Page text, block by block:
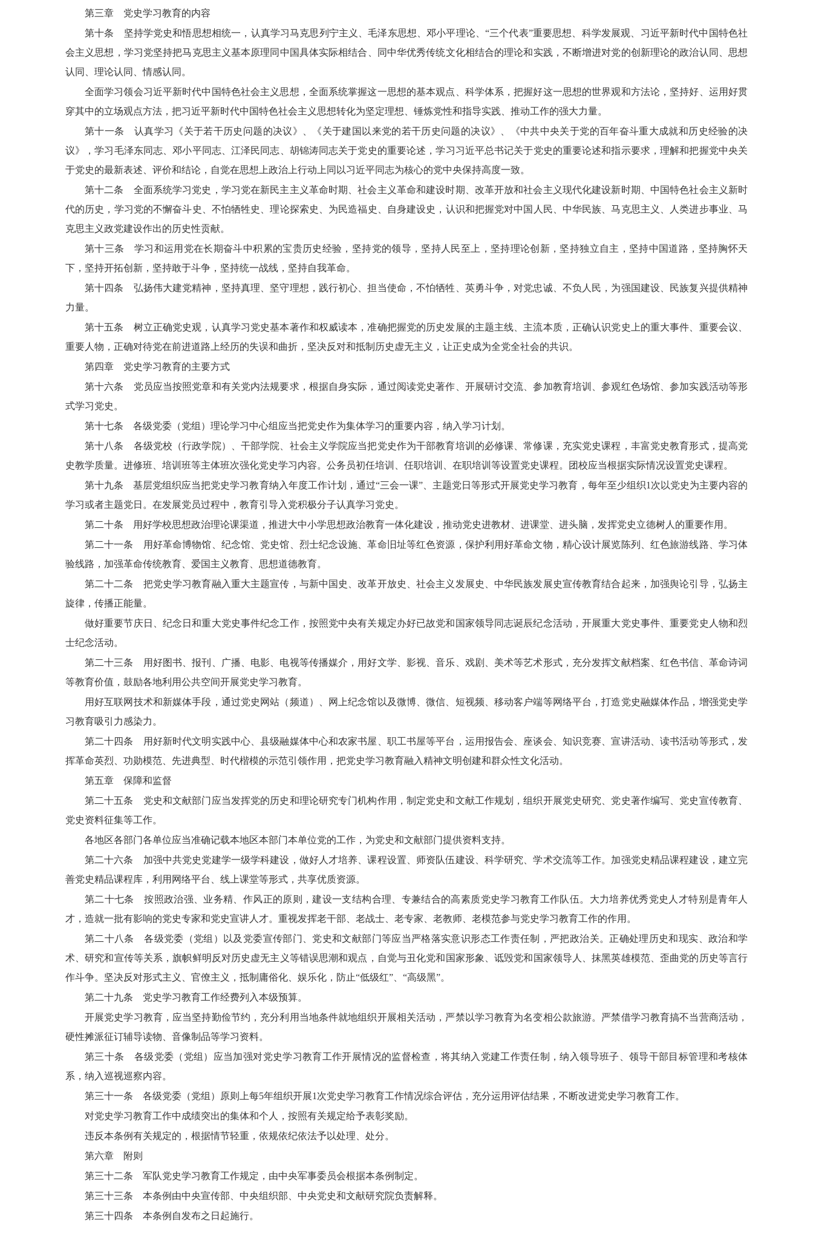
第三章 党史学习教育的内容
第十条 坚持学党史和悟思想相统一，认真学习马克思列宁主义、毛泽东思想、邓小平理论、“三个代表”重要思想、科学发展观、习近平新时代中国特色社
会主义思想，学习党坚持把马克思主义基本原理同中国具体实际相结合、同中华优秀传统文化相结合的理论和实践，不断增进对党的创新理论的政治认同、思想
认同、理论认同、情感认同。
全面学习领会习近平新时代中国特色社会主义思想，全面系统掌握这一思想的基本观点、科学体系，把握好这一思想的世界观和方法论，坚持好、运用好贯
穿其中的立场观点方法，把习近平新时代中国特色社会主义思想转化为坚定理想、锤炼党性和指导实践、推动工作的强大力量。
第十一条 认真学习《关于若干历史问题的决议》、《关于建国以来党的若干历史问题的决议》、《中共中央关于党的百年奋斗重大成就和历史经验的决
议》，学习毛泽东同志、邓小平同志、江泽民同志、胡锦涛同志关于党史的重要论述，学习习近平总书记关于党史的重要论述和指示要求，理解和把握党中央关
于党史的最新表述、评价和结论，自觉在思想上政治上行动上同以习近平同志为核心的党中央保持高度一致。
第十二条 全面系统学习党史，学习党在新民主主义革命时期、社会主义革命和建设时期、改革开放和社会主义现代化建设新时期、中国特色社会主义新时
代的历史，学习党的不懈奋斗史、不怕牺牲史、理论探索史、为民造福史、自身建设史，认识和把握党对中国人民、中华民族、马克思主义、人类进步事业、马
克思主义政党建设作出的历史性贡献。
第十三条 学习和运用党在长期奋斗中积累的宝贵历史经验，坚持党的领导，坚持人民至上，坚持理论创新，坚持独立自主，坚持中国道路，坚持胸怀天
下，坚持开拓创新，坚持敢于斗争，坚持统一战线，坚持自我革命。
第十四条 弘扬伟大建党精神，坚持真理、坚守理想，践行初心、担当使命，不怕牺牲、英勇斗争，对党忠诚、不负人民，为强国建设、民族复兴提供精神
力量。
第十五条 树立正确党史观，认真学习党史基本著作和权威读本，准确把握党的历史发展的主题主线、主流本质，正确认识党史上的重大事件、重要会议、
重要人物，正确对待党在前进道路上经历的失误和曲折，坚决反对和抵制历史虚无主义，让正史成为全党全社会的共识。
第四章 党史学习教育的主要方式
第十六条 党员应当按照党章和有关党内法规要求，根据自身实际，通过阅读党史著作、开展研讨交流、参加教育培训、参观红色场馆、参加实践活动等形
式学习党史。
第十七条 各级党委（党组）理论学习中心组应当把党史作为集体学习的重要内容，纳入学习计划。
第十八条 各级党校（行政学院）、干部学院、社会主义学院应当把党史作为干部教育培训的必修课、常修课，充实党史课程，丰富党史教育形式，提高党
史教学质量。进修班、培训班等主体班次强化党史学习内容。公务员初任培训、任职培训、在职培训等设置党史课程。团校应当根据实际情况设置党史课程。
第十九条 基层党组织应当把党史学习教育纳入年度工作计划，通过“三会一课”、主题党日等形式开展党史学习教育，每年至少组织1次以党史为主要内容的
学习或者主题党日。在发展党员过程中，教育引导入党积极分子认真学习党史。
第二十条 用好学校思想政治理论课渠道，推进大中小学思想政治教育一体化建设，推动党史进教材、进课堂、进头脑，发挥党史立德树人的重要作用。
第二十一条 用好革命博物馆、纪念馆、党史馆、烈士纪念设施、革命旧址等红色资源，保护利用好革命文物，精心设计展览陈列、红色旅游线路、学习体
验线路，加强革命传统教育、爱国主义教育、思想道德教育。
第二十二条 把党史学习教育融入重大主题宣传，与新中国史、改革开放史、社会主义发展史、中华民族发展史宣传教育结合起来，加强舆论引导，弘扬主
旋律，传播正能量。
做好重要节庆日、纪念日和重大党史事件纪念工作，按照党中央有关规定办好已故党和国家领导同志诞辰纪念活动，开展重大党史事件、重要党史人物和烈
士纪念活动。
第二十三条 用好图书、报刊、广播、电影、电视等传播媒介，用好文学、影视、音乐、戏剧、美术等艺术形式，充分发挥文献档案、红色书信、革命诗词
等教育价值，鼓励各地利用公共空间开展党史学习教育。
用好互联网技术和新媒体手段，通过党史网站（频道）、网上纪念馆以及微博、微信、短视频、移动客户端等网络平台，打造党史融媒体作品，增强党史学
习教育吸引力感染力。
第二十四条 用好新时代文明实践中心、县级融媒体中心和农家书屋、职工书屋等平台，运用报告会、座谈会、知识竞赛、宣讲活动、读书活动等形式，发
挥革命英烈、功勋模范、先进典型、时代楷模的示范引领作用，把党史学习教育融入精神文明创建和群众性文化活动。
第五章 保障和监督
第二十五条 党史和文献部门应当发挥党的历史和理论研究专门机构作用，制定党史和文献工作规划，组织开展党史研究、党史著作编写、党史宣传教育、
党史资料征集等工作。
各地区各部门各单位应当准确记载本地区本部门本单位党的工作，为党史和文献部门提供资料支持。
第二十六条 加强中共党史党建学一级学科建设，做好人才培养、课程设置、师资队伍建设、科学研究、学术交流等工作。加强党史精品课程建设，建立完
善党史精品课程库，利用网络平台、线上课堂等形式，共享优质资源。
第二十七条 按照政治强、业务精、作风正的原则，建设一支结构合理、专兼结合的高素质党史学习教育工作队伍。大力培养优秀党史人才特别是青年人
才，造就一批有影响的党史专家和党史宣讲人才。重视发挥老干部、老战士、老专家、老教师、老模范参与党史学习教育工作的作用。
第二十八条 各级党委（党组）以及党委宣传部门、党史和文献部门等应当严格落实意识形态工作责任制，严把政治关。正确处理历史和现实、政治和学
术、研究和宣传等关系，旗帜鲜明反对历史虚无主义等错误思潮和观点，自觉与丑化党和国家形象、诋毁党和国家领导人、抹黑英雄模范、歪曲党的历史等言行
作斗争。坚决反对形式主义、官僚主义，抵制庸俗化、娱乐化，防止“低级红”、“高级黑”。
第二十九条 党史学习教育工作经费列入本级预算。
开展党史学习教育，应当坚持勤俭节约，充分利用当地条件就地组织开展相关活动，严禁以学习教育为名变相公款旅游。严禁借学习教育搞不当营商活动，
硬性摊派征订辅导读物、音像制品等学习资料。
第三十条 各级党委（党组）应当加强对党史学习教育工作开展情况的监督检查，将其纳入党建工作责任制，纳入领导班子、领导干部目标管理和考核体
系，纳入巡视巡察内容。
第三十一条 各级党委（党组）原则上每5年组织开展1次党史学习教育工作情况综合评估，充分运用评估结果，不断改进党史学习教育工作。
对党史学习教育工作中成绩突出的集体和个人，按照有关规定给予表彰奖励。
违反本条例有关规定的，根据情节轻重，依规依纪依法予以处理、处分。
第六章 附则
第三十二条 军队党史学习教育工作规定，由中央军事委员会根据本条例制定。
第三十三条 本条例由中央宣传部、中央组织部、中央党史和文献研究院负责解释。
第三十四条 本条例自发布之日起施行。